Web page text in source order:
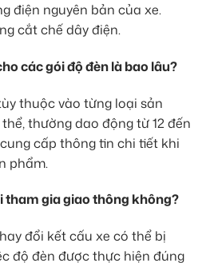
điện nguyên bản của xe.
cắt chế dây điện.
các gói độ đèn là bao lâu?
thuộc vào từng loại sản
thường dao động từ 12 đến
cấp thông tin chi tiết khi
phẩm.
tham gia giao thông không?
đổi kết cấu xe có thể bị
độ đèn được thực hiện đúng